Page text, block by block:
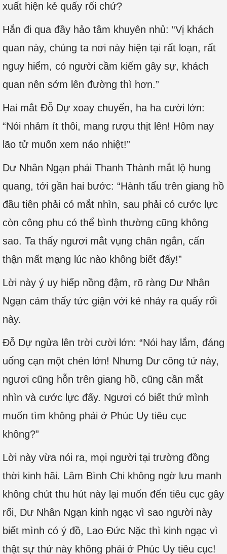
xuất hiện kẻ quấy rối chứ?
Hắn đi qua đầy hảo tâm khuyên nhủ: “Vị khách
quan này, chúng ta nơi này hiện tại rất loạn, rất
nguy hiểm, có người cầm kiếm gây sự, khách
quan nên sớm lên đường thì hơn.”
Hai mắt Đỗ Dự xoay chuyển, ha ha cười lớn:
“Nói nhảm ít thôi, mang rượu thịt lên! Hôm nay
lão tử muốn xem náo nhiệt!”
Dư Nhân Ngạn phái Thanh Thành mắt lộ hung
quang, tới gần hai bước: “Hành tẩu trên giang hồ
đầu tiên phải có mắt nhìn, sau phải có cước lực
còn công phu có thể bình thường cũng không
sao. Ta thấy ngươi mắt vụng chân ngắn, cẩn
thận mất mạng lúc nào không biết đấy!”
Lời này ý uy hiếp nồng đậm, rõ ràng Dư Nhân
Ngạn cảm thấy tức giận với kẻ nhảy ra quấy rối
này.
Đỗ Dự ngửa lên trời cười lớn: “Nói hay lắm, đáng
uống cạn một chén lớn! Nhưng Dư công tử này,
ngươi cũng hỗn trên giang hồ, cũng cần mắt
nhìn và cước lực đấy. Ngươi có biết thứ mình
muốn tìm không phải ở Phúc Uy tiêu cục
không?”
Lời này vừa nói ra, mọi người tại trường đồng
thời kinh hãi. Lâm Bình Chi không ngờ lưu manh
không chút thu hút này lại muốn đến tiêu cục gây
rối, Dư Nhân Ngạn kinh ngạc vì sao người này
biết mình có ý đồ, Lao Đức Nặc thì kinh ngạc vì
thật sự thứ này không phải ở Phúc Uy tiêu cục!